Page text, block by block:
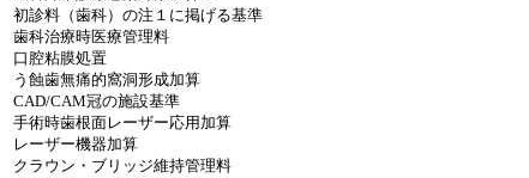
初診料（歯科）の注１に掲げる基準
歯科治療時医療管理料
口腔粘膜処置
う蝕歯無痛的窩洞形成加算
CAD/CAM冠の施設基準
手術時歯根面レーザー応用加算
レーザー機器加算
クラウン・ブリッジ維持管理料